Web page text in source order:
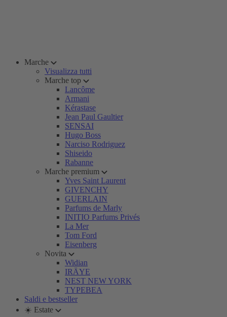
Marche
Visualizza tutti
Marche top
Lancôme
Armani
Kérastase
Jean Paul Gaultier
SENSAI
Hugo Boss
Narciso Rodriguez
Shiseido
Rabanne
Marche premium
Yves Saint Laurent
GIVENCHY
GUERLAIN
Parfums de Marly
INITIO Parfums Privés
La Mer
Tom Ford
Eisenberg
Novita
Widian
IRÄYE
NEST NEW YORK
TYPEBEA
Saldi e bestseller
☀️ Estate